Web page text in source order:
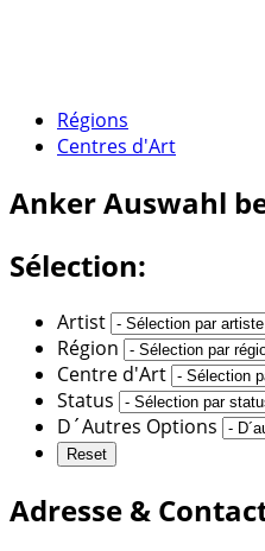
Régions
Centres d'Art
AnkerAuswahl
Sélection:
Artist
Région
Centre d'Art
Status
D´Autres Options
Adresse &